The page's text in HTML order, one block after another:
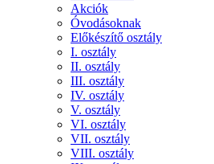
Akciók
Óvodásoknak
Előkészítő osztály
I. osztály
II. osztály
III. osztály
IV. osztály
V. osztály
VI. osztály
VII. osztály
VIII. osztály